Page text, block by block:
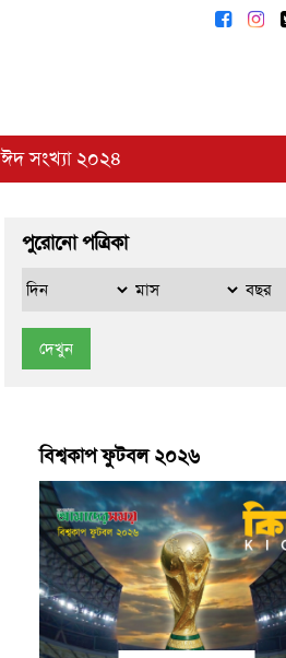
ঈদ সংখ্যা ২০২৪
পুরোনো পত্রিকা
দেখুন
বিশ্বকাপ ফুটবল ২০২৬